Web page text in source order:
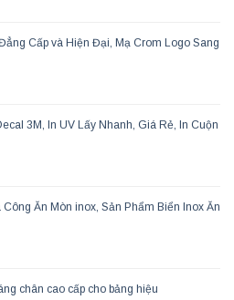
Cấp và Hiện Đại, Mạ Crom Logo Sang
3M, In UV Lấy Nhanh, Giá Rẻ, In Cuộn
Ăn Mòn inox, Sản Phẩm Biển Inox Ăn
chân cao cấp cho bảng hiệu